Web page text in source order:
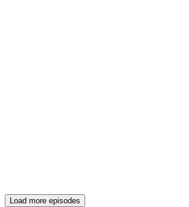
Load more episodes